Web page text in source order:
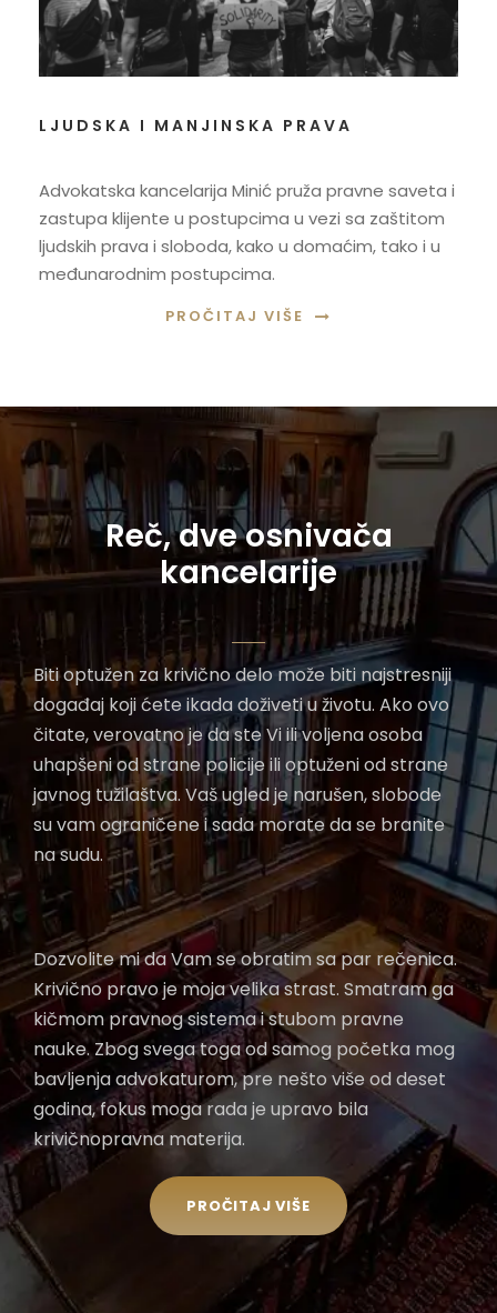
LJUDSKA I MANJINSKA PRAVA
Advokatska kancelarija Minić pruža pravne saveta i
zastupa klijente u postupcima u vezi sa zaštitom
ljudskih prava i sloboda, kako u domaćim, tako i u
međunarodnim postupcima.
PROČITAJ VIŠE
Reč, dve osnivača
kancelarije
Biti optužen za krivično delo može biti najstresniji
događaj koji ćete ikada doživeti u životu. Ako ovo
čitate, verovatno je da ste Vi ili voljena osoba
uhapšeni od strane policije ili optuženi od strane
javnog tužilaštva. Vaš ugled je narušen, slobode
su vam ograničene i sada morate da se branite
na sudu.
Dozvolite mi da Vam se obratim sa par rečenica.
Krivično pravo je moja velika strast. Smatram ga
kičmom pravnog sistema i stubom pravne
nauke. Zbog svega toga od samog početka mog
bavljenja advokaturom, pre nešto više od deset
godina, fokus moga rada je upravo bila
krivičnopravna materija.
PROČITAJ VIŠE